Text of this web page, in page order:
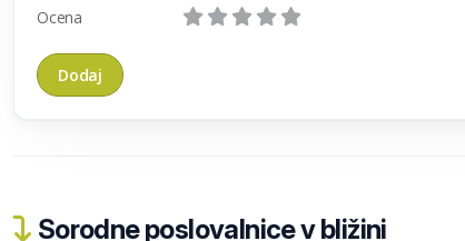
Ocena
Sorodne poslovalnice v bližini